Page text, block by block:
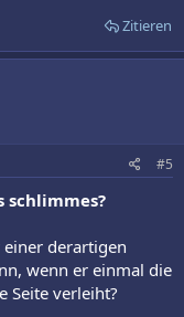
Zitieren
#5
schlimmes?
einer derartigen
wenn er einmal die
Seite verleiht?